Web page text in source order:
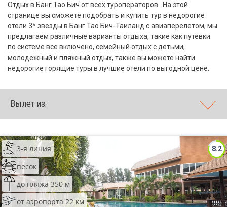
Отдых в Банг Тао Бич от всех туроператоров . На этой
странице вы сможете подобрать и купить тур в недорогие
отели 3* звезды в Банг Тао Бич-Таиланд с авиаперелетом, мы
предлагаем различные варианты отдыха, такие как путевки
по системе все включено, семейный отдых с детьми,
молодежный и пляжный отдых, также вы можете найти
недорогие горящие туры в лучшие отели по выгодной цене.
Вылет из:
8.2
3-я линия
песок
до пляжа 350 м
от аэропорта 22 км
Занзибар
Абхазия
Большой Сочи
Кав Мин Воды
Экскурсионные туры
ТОП 10 недорогих отелей
5*
Лучшие отели 4* звезды